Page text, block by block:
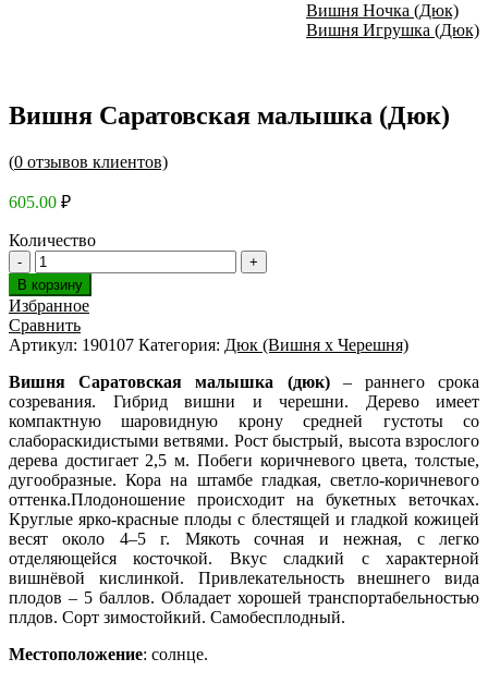
Вишня Ночка (Дюк)
Вишня Игрушка (Дюк)
Вишня Саратовская малышка (Дюк)
(0 отзывов клиентов)
605.00 ₽
Количество
В корзину
Избранное
Сравнить
Артикул: 190107 Категория: Дюк (Вишня х Черешня)
Вишня Саратовская малышка (дюк)– раннего срока
созревания. Гибрид вишни и черешни. Дерево имеет
компактную шаровидную крону средней густоты со
слабораскидистыми ветвями. Рост быстрый, высота взрослого
дерева достигает 2,5 м. Побеги коричневого цвета, толстые,
дугообразные. Кора на штамбе гладкая, светло-коричневого
оттенка.Плодоношение происходит на букетных веточках.
Круглые ярко-красные плоды с блестящей и гладкой кожицей
весят около 4–5 г. Мякоть сочная и нежная, с легко
отделяющейся косточкой. Вкус сладкий с характерной
вишнёвой кислинкой. Привлекательность внешнего вида
плодов ‒ 5 баллов. Обладает хорошей транспортабельностью
плдов. Сорт зимостойкий. Самобесплодный.
Местоположение: солнце.